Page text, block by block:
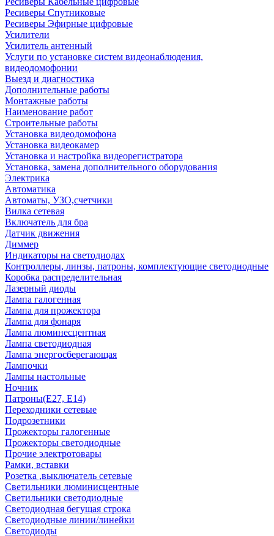
Ресиверы Спутниковые
Ресиверы Эфирные цифровые
Усилители
Усилитель антенный
Услуги по установке систем видеонаблюдения,
видеодомофонии
Выезд и диагностика
Дополнительные работы
Монтажные работы
Наименование работ
Строительные работы
Установка видеодомофона
Установка видеокамер
Установка и настройка видеорегистратора
Установка, замена дополнительного оборудования
Электрика
Автоматика
Автоматы, УЗО,счетчики
Вилка сетевая
Включатель для бра
Датчик движения
Диммер
Индикаторы на светодиодах
Контроллеры, линзы, патроны, комплектующие светодиодные
Коробка распределительная
Лазерный диоды
Лампа галогенная
Лампа для прожектора
Лампа для фонаря
Лампа люминесцентная
Лампа светодиодная
Лампа энергосберегающая
Лампочки
Лампы настольные
Ночник
Патроны(Е27, Е14)
Переходники сетевые
Подрозетники
Прожекторы галогенные
Прожекторы светодиодные
Прочие электротовары
Рамки, вставки
Розетка ,выключатель сетевые
Светильники люминисцентные
Светильники светодиодные
Светодиодная бегущая строка
Светодиодные линии/линейки
Светодиоды